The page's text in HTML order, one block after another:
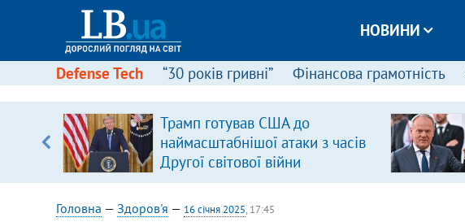
НОВИНИ
Defense Tech “30 років гривні” Фінансова грамотність
Трамп готував США до
наймасштабнішої атаки з часів
Другої світової війни
Головна — Здоров'я — 16 січня 2025, 17:45